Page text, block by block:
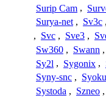
Surip Cam ,
Surya-net , Sv3c ,
, Svc , Sve3 ,
Sw360 , Swann ,
Sy2l , Sygonix ,
Syny-snc ,
Systoda , Szneo ,